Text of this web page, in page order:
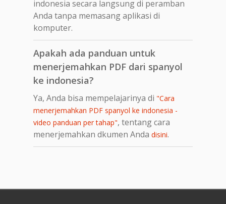
indonesia secara langsung di peramban
Anda tanpa memasang aplikasi di
komputer.
Apakah ada panduan untuk
menerjemahkan PDF dari spanyol
ke indonesia?
Ya, Anda bisa mempelajarinya di "Cara
menerjemahkan PDF spanyol ke indonesia -
video panduan per tahap", tentang cara
menerjemahkan dkumen Anda disini.